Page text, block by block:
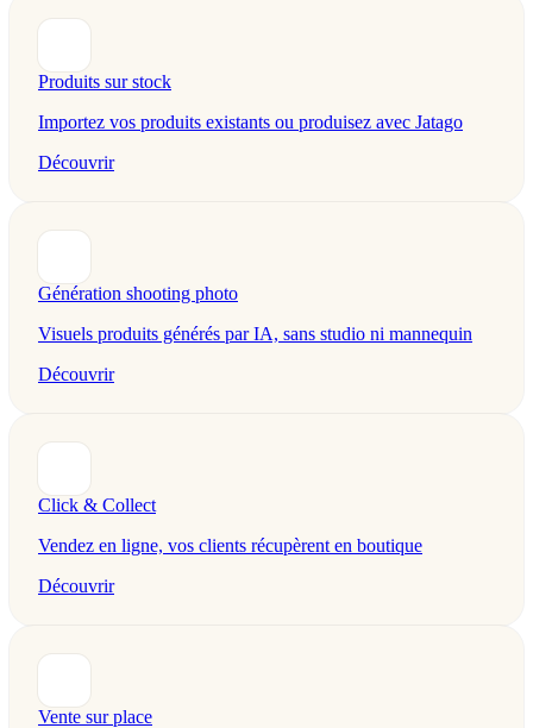
Produits sur stock
Importez vos produits existants ou produisez avec Jatago
Découvrir
Génération shooting photo
Visuels produits générés par IA, sans studio ni mannequin
Découvrir
Click & Collect
Vendez en ligne, vos clients récupèrent en boutique
Découvrir
Vente sur place